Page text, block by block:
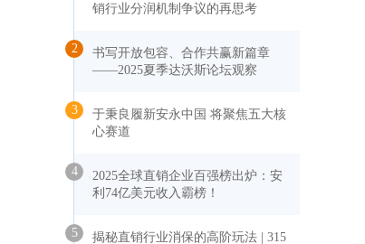
销行业分润机制争议的再思考
2
书写开放包容、合作共赢新篇章
——2025夏季达沃斯论坛观察
3
于秉良履新安永中国 将聚焦五大核
心赛道
4
2025全球直销企业百强榜出炉：安
利74亿美元收入霸榜！
5
揭秘直销行业消保的高阶玩法 | 315